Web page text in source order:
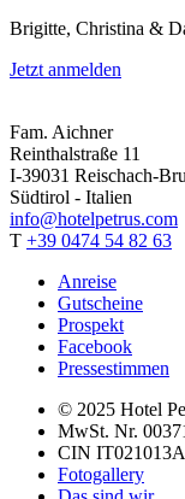
Brigitte, Christina &
Jetzt anmelden
Fam. Aichner
Reinthalstraße 11
I-39031 Reischach-
Südtirol - Italien
info@hotelpetrus.com
T +39 0474 54 82 63
Anreise
Gutscheine
Prospekt
Facebook
Pressestimmen
© 2025 Hotel
MwSt. Nr.
CIN
Fotogallery